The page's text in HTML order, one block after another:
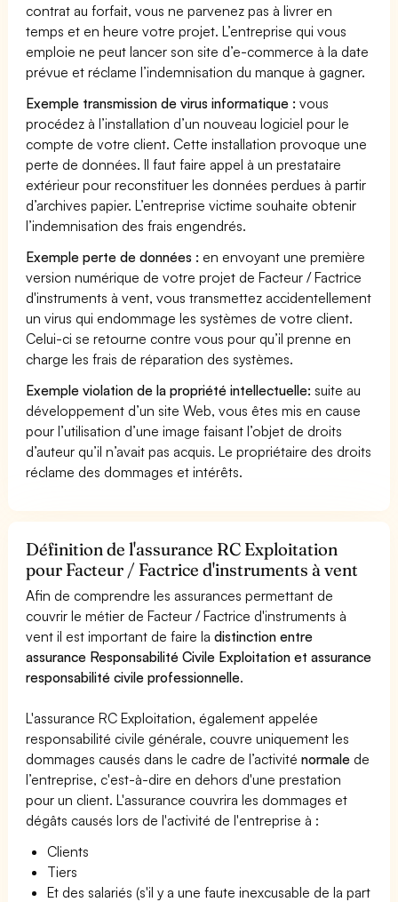
contrat au forfait, vous ne parvenez pas à livrer en
temps et en heure votre projet. L’entreprise qui vous
emploie ne peut lancer son site d’e-commerce à la date
prévue et réclame l’indemnisation du manque à gagner.
Exemple transmission de virus informatique : vous
procédez à l’installation d’un nouveau logiciel pour le
compte de votre client. Cette installation provoque une
perte de données. Il faut faire appel à un prestataire
extérieur pour reconstituer les données perdues à partir
d’archives papier. L’entreprise victime souhaite obtenir
l’indemnisation des frais engendrés.
Exemple perte de données : en envoyant une première
version numérique de votre projet de Facteur / Factrice
d'instruments à vent, vous transmettez accidentellement
un virus qui endommage les systèmes de votre client.
Celui-ci se retourne contre vous pour qu’il prenne en
charge les frais de réparation des systèmes.
Exemple violation de la propriété intellectuelle: suite au
développement d’un site Web, vous êtes mis en cause
pour l’utilisation d’une image faisant l’objet de droits
d’auteur qu’il n’avait pas acquis. Le propriétaire des droits
réclame des dommages et intérêts.
Définition de l'assurance RC Exploitation
pour Facteur / Factrice d'instruments à vent
Afin de comprendre les assurances permettant de
couvrir le métier de Facteur / Factrice d'instruments à
vent il est important de faire ladistinction entre
assurance Responsabilité Civile Exploitation et assurance
responsabilité civile professionnelle.
L'assurance RC Exploitation, également appelée
responsabilité civile générale, couvre uniquement les
dommages causés dans le cadre de l’activiténormale de
l’entreprise, c'est-à-dire en dehors d'une prestation
pour un client. L'assurance couvrira les dommages et
dégâts causés lors de l'activité de l'entreprise à :
Clients
Tiers
Et des salariés (s'il y a une faute inexcusable de la part